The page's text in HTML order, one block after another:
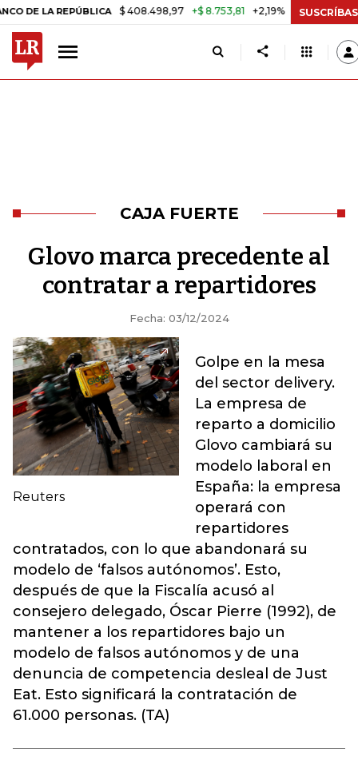
REPÚBLICA $ 408.498,97 +$ 8.753,81 +2,19% TASA DE USURA
CAJA FUERTE
Glovo marca precedente al
contratar a repartidores
Fecha: 03/12/2024
Reuters
Golpe en la mesa
del sector delivery.
La empresa de
reparto a domicilio
Glovo cambiará su
modelo laboral en
España: la empresa
operará con
repartidores
contratados, con lo que abandonará su
modelo de ‘falsos autónomos’. Esto,
después de que la Fiscalía acusó al
consejero delegado, Óscar Pierre (1992), de
mantener a los repartidores bajo un
modelo de falsos autónomos y de una
denuncia de competencia desleal de Just
Eat. Esto significará la contratación de
61.000 personas. (TA)